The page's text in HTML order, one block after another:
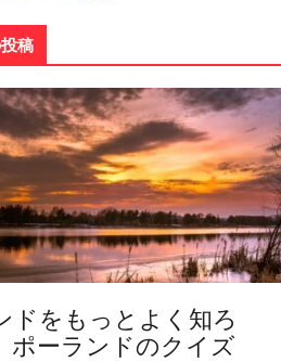
稿
ドをもっとよく知ろ
ーランドのクイズ